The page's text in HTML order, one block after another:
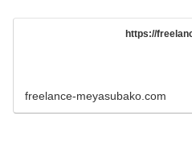
https://
freelance-meyasubako.com